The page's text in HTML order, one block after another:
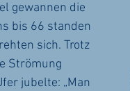
gewannen die
bis 66 standen
sich. Trotz
Strömung
jubelte: „Man